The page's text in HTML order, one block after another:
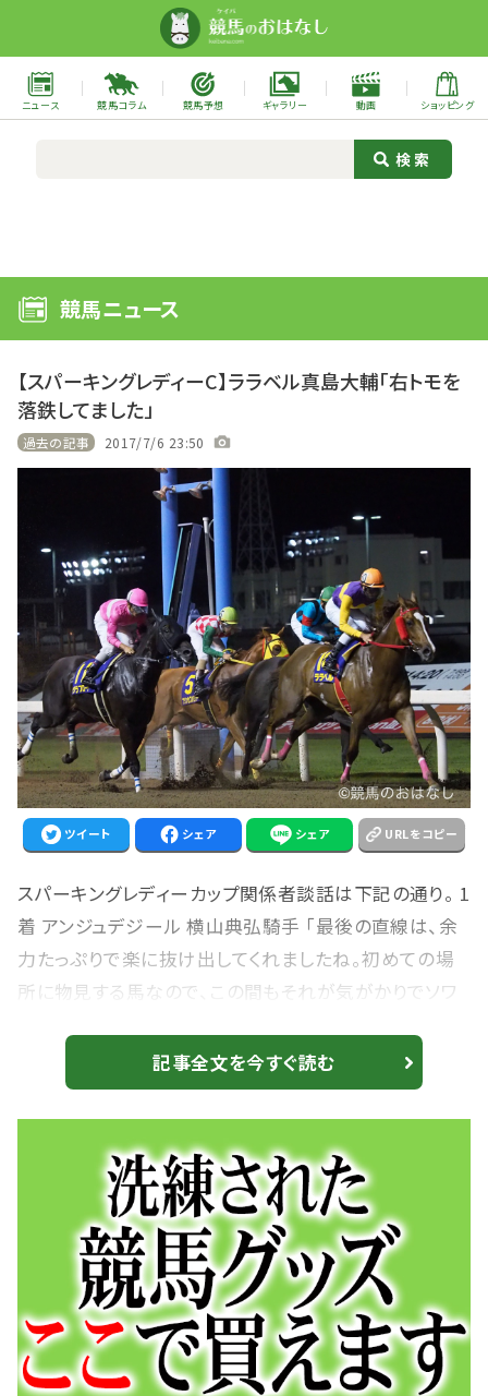
ニュース 競馬コラム 競馬予想 ギャラリー 動画 ショッピング
競馬ニュース
【スパーキングレディーC】ララベル真島大輔「右トモを
落鉄してました」
過去の記事 2017/7/6 23:50
ツイート シェア シェア URLをコピー
スパーキングレディーカップ関係者談話は下記の通り。 1
着 アンジュデジール 横山典弘騎手 「最後の直線は、余
力たっぷりで楽に抜け出してくれましたね。初めての場
所に物見する馬なので、この間もそれが気がかりでソワ
ずリラックスしてすごく良い状態でしたね。一戦一戦よく
なってきているので、この暑い時期で短期間で使うのは
へばっちゃうかなと言っていたのですが、逆に状態がアッ
プしていたので良かったです。強みとしては、若いわりに
中々雰囲気持っていますし、本当に走りますね。ま...
記事全文を今すぐ読む